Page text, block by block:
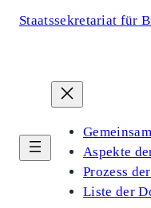
Staatssekretariat für
Aspekte
Prozess
Liste der